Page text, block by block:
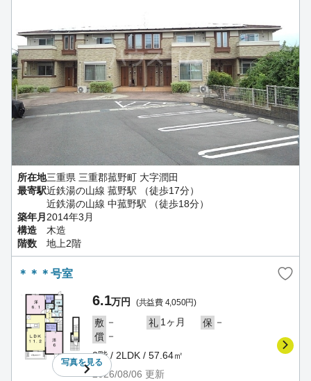
所在地三重県 三重郡菰野町 大字潤田
最寄駅近鉄湯の山線 菰野駅 （徒歩17分）
近鉄湯の山線 中菰野駅 （徒歩18分）
築年月 2014年3月
構造
木造
階数
地上2階
＊＊＊号室
写真を見る
6.1万円 (共益費 4,050円)
敷 － 礼 1ヶ月 保 －
償 －
2階 / 2LDK / 57.64㎡
2026/08/06 更新